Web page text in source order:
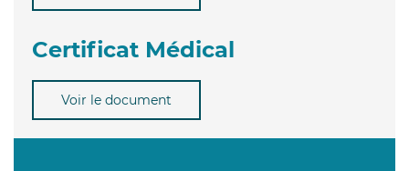
Certificat Médical
Voir le document